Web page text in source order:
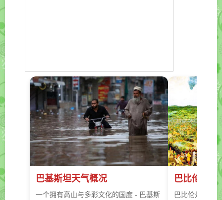
巴基斯坦天气概况
一个拥有高山与多彩文化的国度 - 巴基斯
巴比伦
巴比伦是古代